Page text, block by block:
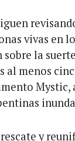
vivas en
la
al menos
y